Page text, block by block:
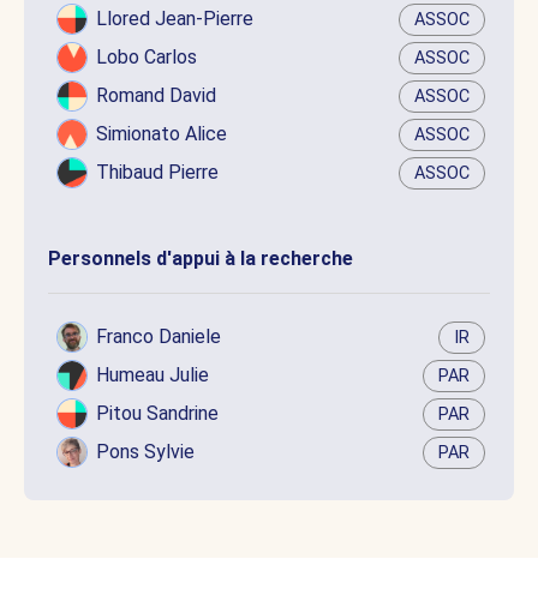
Llored Jean-Pierre ASSOC
Lobo Carlos ASSOC
Romand David ASSOC
Simionato Alice ASSOC
Thibaud Pierre ASSOC
Personnels d'appui à la recherche
Franco Daniele IR
Humeau Julie PAR
Pitou Sandrine PAR
Pons Sylvie PAR